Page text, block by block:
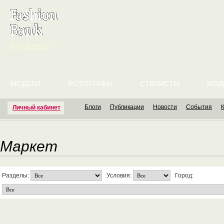
Личный кабинет
МОДЕЛИ ФОТОГРАФЫ СТИЛИСТЫ
Блоги Публикации Новости События
Маркет
Разделы: Условия: Город: